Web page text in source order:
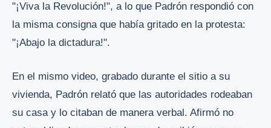
"¡Viva la Revolución!", a lo que Padrón respondió con
la misma consigna que había gritado en la protesta:
"¡Abajo la dictadura!".
En el mismo video, grabado durante el sitio a su
vivienda, Padrón relató que las autoridades rodeaban
su casa y lo citaban de manera verbal. Afirmó no